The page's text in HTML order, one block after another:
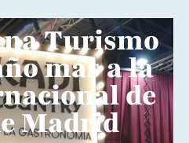
Turismo
más a la
de
Madrid